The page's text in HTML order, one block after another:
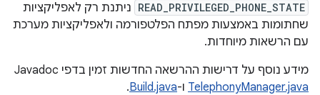
READ_PRIVILEGED_PHONE_STATE ניתנת רק לאפליקציות
שחתומות באמצעות מפתח הפלטפורמה ולאפליקציות מערכת
עם הרשאות מיוחדות.
מידע נוסף על דרישות ההרשאה החדשות זמין בדפי Javadoc‏
TelephonyManager.java ו-Build.java
.